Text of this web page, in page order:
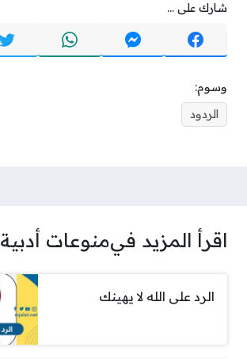
شارك على ...
وسوم:
الردود
اقرأ المزيد فيمنوعات أدبية
الرد على الله لا يهينك